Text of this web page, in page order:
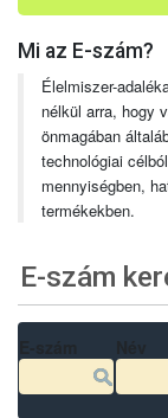
Mi az E-szám?
Élelmiszer-
nélkül arra, hogy
önmagában
technológiai
mennyiségben,
termékekben.
E-szám